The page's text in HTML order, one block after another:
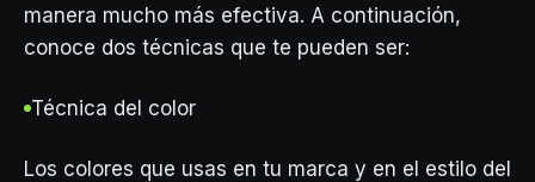
manera mucho más efectiva. A continuación,
conoce dos técnicas que te pueden ser:
Técnica del color
Los colores que usas en tu marca y en el estilo del